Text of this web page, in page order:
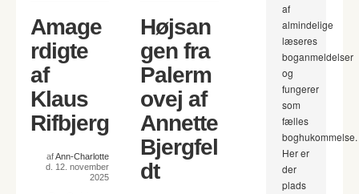
Amage
rdigte
af
Klaus
Rifbjerg
afAnn-Charlotte
d. 12. november
2025
Højsan
gen fra
Palerm
ovej af
Annette
Bjergfel
dt
af
almindelige
læseres
boganmeldelser
og
fungerer
som
fælles
boghukommelse.
Her er
der
plads